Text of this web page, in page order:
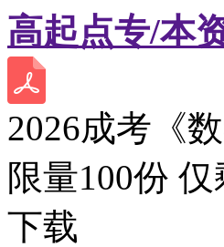
高起点专/本
2026成考《
限量100份 仅
下载